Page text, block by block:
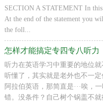
SECTION A STATEMENT In
At the end of the statement you
the foll...
怎样才能搞定专四专八听力
听力在英语学习中重要的地位
听懂了，其实就是老外也不一
阿拉伯英语，那简直是···唉，
错。没条件？自己树个锅盖不